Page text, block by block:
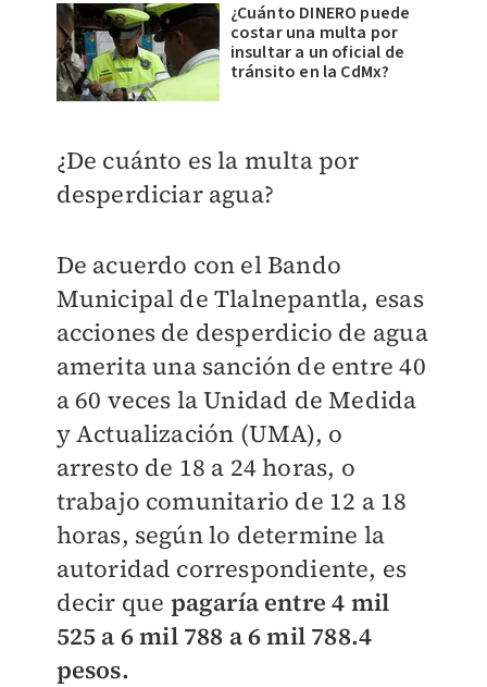
¿Cuánto DINERO puede
costar una multa por
insultar a un oficial de
tránsito en la CdMx?
¿De cuánto es la multa por
desperdiciar agua?
De acuerdo con el Bando
Municipal de Tlalnepantla, esas
acciones de desperdicio de agua
amerita una sanción de entre 40
a 60 veces la Unidad de Medida
y Actualización (UMA), o
arresto de 18 a 24 horas, o
trabajo comunitario de 12 a 18
horas, según lo determine la
autoridad correspondiente, es
decir que pagaría entre 4 mil
525 a 6 mil 788 a 6 mil 788.4
pesos.